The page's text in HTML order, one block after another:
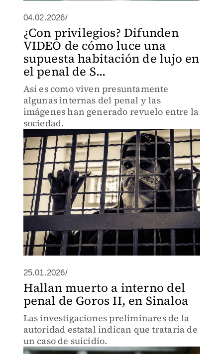
04.02.2026/
¿Con privilegios? Difunden
VIDEO de cómo luce una
supuesta habitación de lujo en
el penal de S...
Así es como viven presuntamente
algunas internas del penal y las
imágenes han generado revuelo entre la
sociedad.
25.01.2026/
Hallan muerto a interno del
penal de Goros II, en Sinaloa
Las investigaciones preliminares de la
autoridad estatal indican que trataría de
un caso de suicidio.